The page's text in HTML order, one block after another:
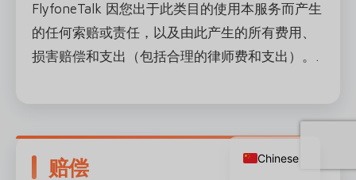
FlyfoneTalk 因您出于此类目的使用本服务而产生
的任何索赔或责任，以及由此产生的所有费用、
损害赔偿和支出（包括合理的律师费和支出）。.
赔偿 Chinese